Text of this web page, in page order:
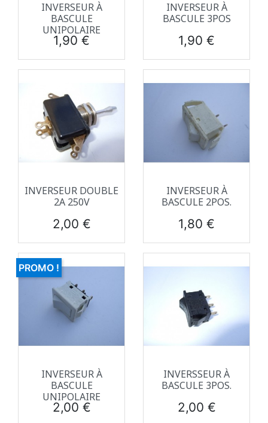
INVERSEUR À
BASCULE
UNIPOLAIRE
Prix
1,90 €
INVERSEUR À
BASCULE 3POS
Prix
1,90 €
INVERSEUR DOUBLE
2A 250V
Prix
2,00 €
INVERSEUR À
BASCULE 2POS.
Prix
1,80 €
INVERSEUR À
BASCULE
UNIPOLAIRE
Prix
2,00 €
PROMO !
INVERSSEUR À
BASCULE 3POS.
Prix
2,00 €